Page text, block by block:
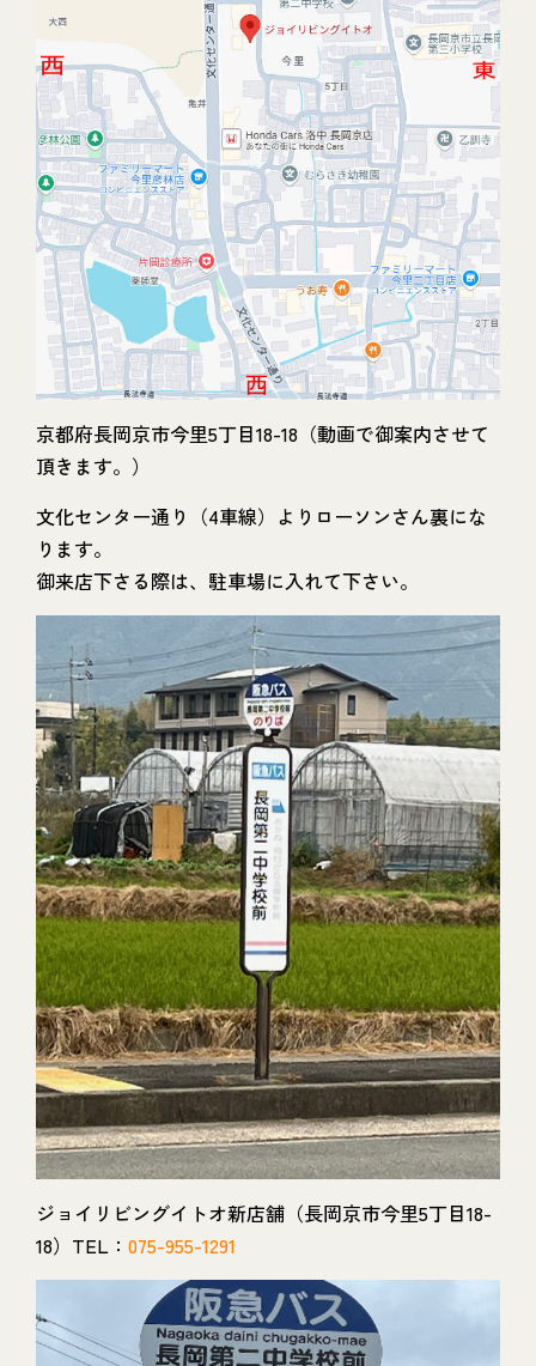
京都府長岡京市今里5丁目18-18（動画で御案内させて
頂きます。）
文化センター通り（4車線）よりローソンさん裏にな
ります。
御来店下さる際は、駐車場に入れて下さい。
ジョイリビングイトオ新店舗（長岡京市今里5丁目18-
18）TEL： 075-955-1291